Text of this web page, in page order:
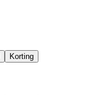
Korting